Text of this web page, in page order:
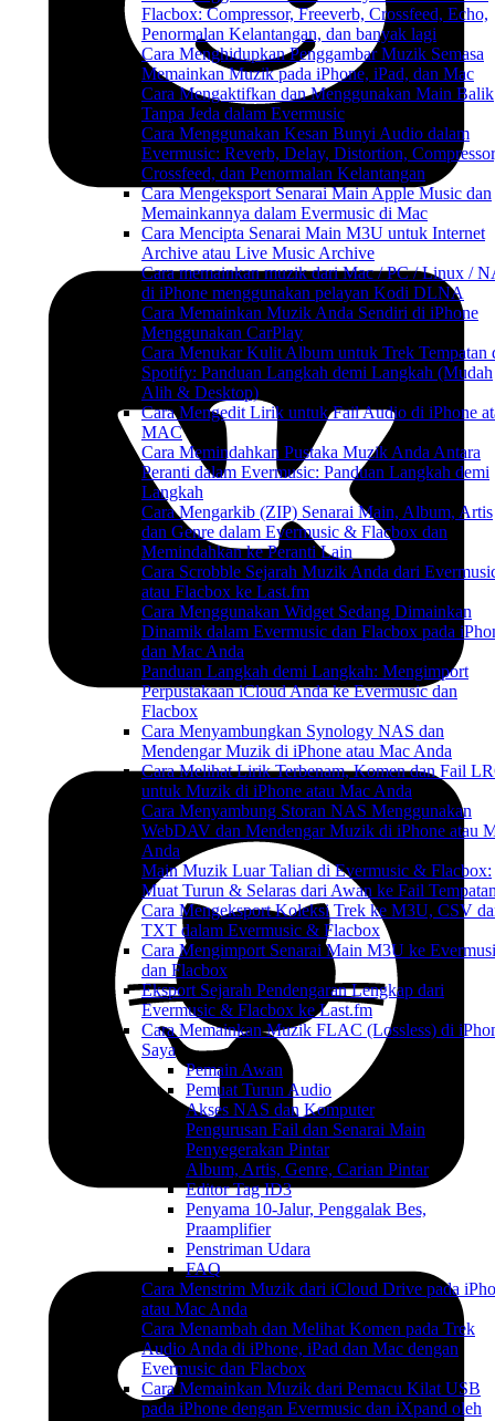
Flacbox: Compressor, Freeverb, Crossfeed, Echo,
Penormalan Kelantangan, dan banyak lagi
Cara Menghidupkan Penggambar Muzik Semasa
Memainkan Muzik pada iPhone, iPad, dan Mac
Cara Mengaktifkan dan Menggunakan Main Balik
Tanpa Jeda dalam Evermusic
Cara Menggunakan Kesan Bunyi Audio dalam
Evermusic: Reverb, Delay, Distortion,
Crossfeed, dan Penormalan Kelantangan
Cara Mengeksport Senarai Main Apple Music dan
Memainkannya dalam Evermusic di Mac
Cara Mencipta Senarai Main M3U untuk Internet
Archive atau Live Music Archive
Cara memainkan muzik dari Mac / PC / Linux /
di iPhone menggunakan pelayan Kodi DLNA
Cara Memainkan Muzik Anda Sendiri di iPhone
Menggunakan CarPlay
Cara Menukar Kulit Album untuk Trek Tempatan
Spotify: Panduan Langkah demi Langkah (Mudah
Alih & Desktop)
Cara Mengedit Lirik untuk Fail Audio di iPhone
MAC
Cara Memindahkan Pustaka Muzik Anda Antara
Peranti dalam Evermusic: Panduan Langkah demi
Langkah
Cara Mengarkib (ZIP) Senarai Main, Album, Artis
dan Genre dalam Evermusic & Flacbox dan
Memindahkan ke Peranti Lain
Cara Scrobble Sejarah Muzik Anda dari
atau Flacbox ke Last.fm
Cara Menggunakan Widget Sedang Dimainkan
Dinamik dalam Evermusic dan Flacbox pada
dan Mac Anda
Panduan Langkah demi Langkah: Mengimport
Perpustakaan iCloud Anda ke Evermusic dan
Flacbox
Cara Menyambungkan Synology NAS dan
Mendengar Muzik di iPhone atau Mac Anda
Cara Melihat Lirik Terbenam, Komen dan Fail
untuk Muzik di iPhone atau Mac Anda
Cara Menyambung Storan NAS Menggunakan
WebDAV dan Mendengar Muzik di iPhone atau
Anda
Main Muzik Luar Talian di Evermusic & Flacbox:
Muat Turun & Selaras dari Awan ke Fail
Cara Mengeksport Koleksi Trek ke M3U, CSV
TXT dalam Evermusic & Flacbox
Cara Mengimport Senarai Main M3U ke
dan Flacbox
Eksport Sejarah Pendengaran Lengkap dari
Evermusic & Flacbox ke Last.fm
Cara Memainkan Muzik FLAC (Lossless) di
Saya
Pemain Awan
Pemuat Turun Audio
Akses NAS dan Komputer
Pengurusan Fail dan Senarai Main
Penyegerakan Pintar
Album, Artis, Genre, Carian Pintar
Editor Tag ID3
Penyama 10-Jalur, Penggalak Bes,
Praamplifier
Penstriman Udara
FAQ
Cara Menstrim Muzik dari iCloud Drive pada
atau Mac Anda
Cara Menambah dan Melihat Komen pada Trek
Audio Anda di iPhone, iPad dan Mac dengan
Evermusic dan Flacbox
Cara Memainkan Muzik dari Pemacu Kilat USB
pada iPhone dengan Evermusic dan iXpand oleh